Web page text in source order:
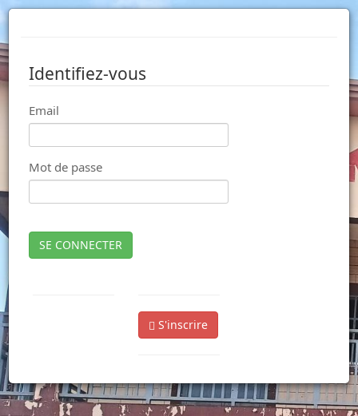
Identifiez-vous
Email
Mot de passe
SE CONNECTER
S'inscrire